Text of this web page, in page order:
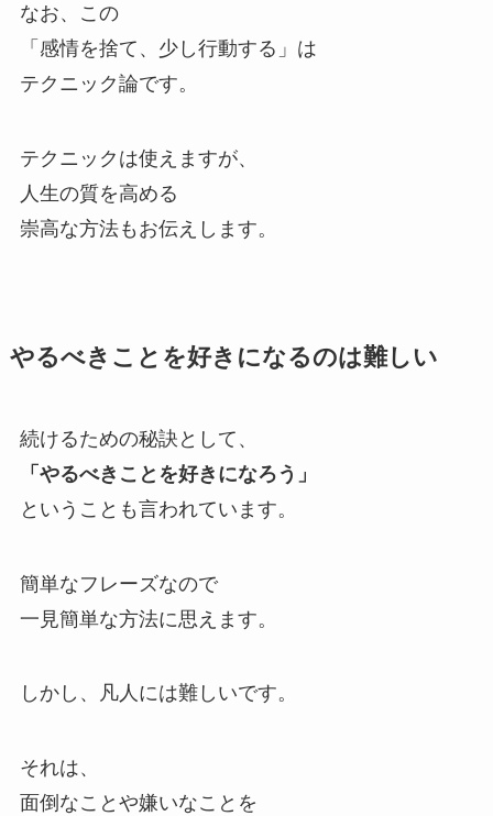
なお、この
「感情を捨て、少し行動する」は
テクニック論です。
テクニックは使えますが、
人生の質を高める
崇高な方法もお伝えします。
やるべきことを好きになるのは難しい
続けるための秘訣として、
「やるべきことを好きになろう」
ということも言われています。
簡単なフレーズなので
一見簡単な方法に思えます。
しかし、凡人には難しいです。
それは、
面倒なことや嫌いなことを